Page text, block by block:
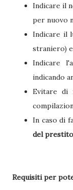
Indicare il
per nuovo
Indicare il
straniero)
Indicare
indicando
Evitare di
In caso di
del prestito
Requisiti per